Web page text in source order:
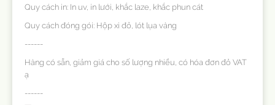
Quy cách in: In uv, in lưới, khắc laze, khắc phun cát
Quy cách đóng gói: Hộp xi đỏ, lót lụa vàng
------
Hàng có sẵn, giảm giá cho số lượng nhiều, có hóa đơn đỏ VAT
ạ
------